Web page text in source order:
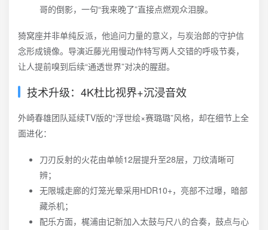
哥的倒影，一句“我来晚了”直接点燃观众泪腺。
猗窝座并非单纯反派，他追问力量的意义，与炭治郎的守护信
念形成镜像。导演近藤光用慢动作特写两人交错的呼吸节奏，
让人提前嗅到后续“通透世界”对决的腥甜。
技术升级：4K杜比视界+沉浸音效
外崎春雄团队延续TV版的“浮世绘×赛璐璐”风格，却在细节上全
面进化：
刀刃反射的火花由单帧12层提升至28层，刀纹清晰可
辨；
无限城走廊的灯笼光晕采用HDR10+，亮部不过曝，暗部
藏杀机；
配乐方面，梶浦由记新加入太鼓与尺八的合奏，鼓点与心